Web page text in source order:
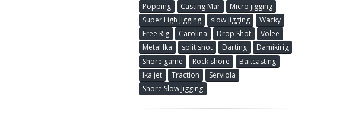
Popping
Casting Mar
Micro jigging
Super Ligh Jigging
slow jigging
Wacky
Free Rig
Carolina Drop Shot
Volee
Metal Ika
split shot Darting
Damikirig
Shore game
Rock shore
Baitcasting
Ika jet
Traction
Serviola
Shore Slow Jigging